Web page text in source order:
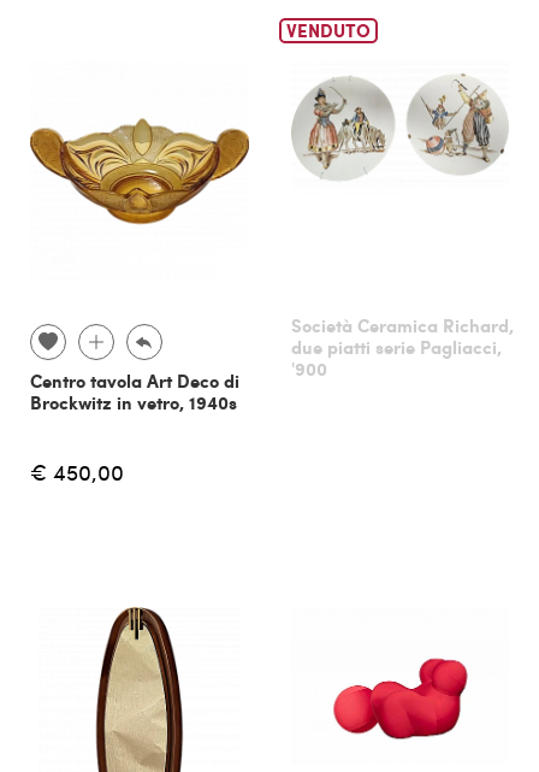
Centro tavola Art Deco di
Brockwitz in vetro, 1940s
€ 450,00
VENDUTO
Società Ceramica Richard,
due piatti serie Pagliacci,
'900